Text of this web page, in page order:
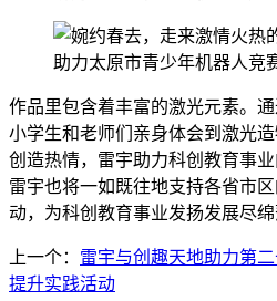
作品里包含着丰富的激光元素。
小学生和老师们亲身体会到激光
创造热情，雷宇助力科创教育事
雷宇也将一如既往地支持各省市
动，为科创教育事业发扬发展尽绵
上一个： 雷宇与创趣天地助力第
提升实践活动